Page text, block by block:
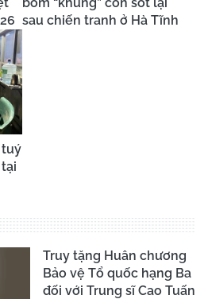
sau chiến tranh ở Hà Tĩnh
tuý
Truy tặng Huân chương
Bảo vệ Tổ quốc hạng Ba
đối với Trung sĩ Cao Tuấn